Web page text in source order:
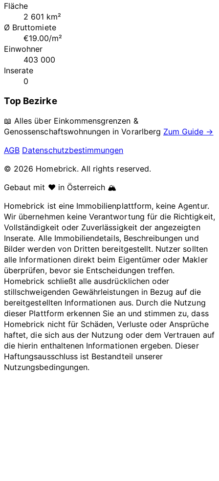
Fläche
2 601 km²
Ø Bruttomiete
€19.00/m²
Einwohner
403 000
Inserate
0
Top Bezirke
📖 Alles über Einkommensgrenzen &
Genossenschaftswohnungen inVorarlberg Zum Guide →
AGB Datenschutzbestimmungen
© 2026 Homebrick. All rights reserved.
Gebaut mit ❤️ in Österreich 🏔️
Homebrick ist eine Immobilienplattform, keine Agentur.
Wir übernehmen keine Verantwortung für die Richtigkeit,
Vollständigkeit oder Zuverlässigkeit der angezeigten
Inserate. Alle Immobiliendetails, Beschreibungen und
Bilder werden von Dritten bereitgestellt. Nutzer sollten
alle Informationen direkt beim Eigentümer oder Makler
überprüfen, bevor sie Entscheidungen treffen.
Homebrick schließt alle ausdrücklichen oder
stillschweigenden Gewährleistungen in Bezug auf die
bereitgestellten Informationen aus. Durch die Nutzung
dieser Plattform erkennen Sie an und stimmen zu, dass
Homebrick nicht für Schäden, Verluste oder Ansprüche
haftet, die sich aus der Nutzung oder dem Vertrauen auf
die hierin enthaltenen Informationen ergeben. Dieser
Haftungsausschluss ist Bestandteil unserer
Nutzungsbedingungen.